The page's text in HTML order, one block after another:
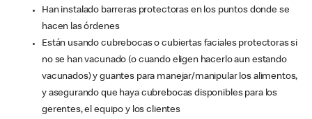
Han instalado barreras protectoras en los puntos donde se
hacen las órdenes
Están usando cubrebocas o cubiertas faciales protectoras si
no se han vacunado (o cuando eligen hacerlo aun estando
vacunados) y guantes para manejar/manipular los alimentos,
y asegurando que haya cubrebocas disponibles para los
gerentes, el equipo y los clientes